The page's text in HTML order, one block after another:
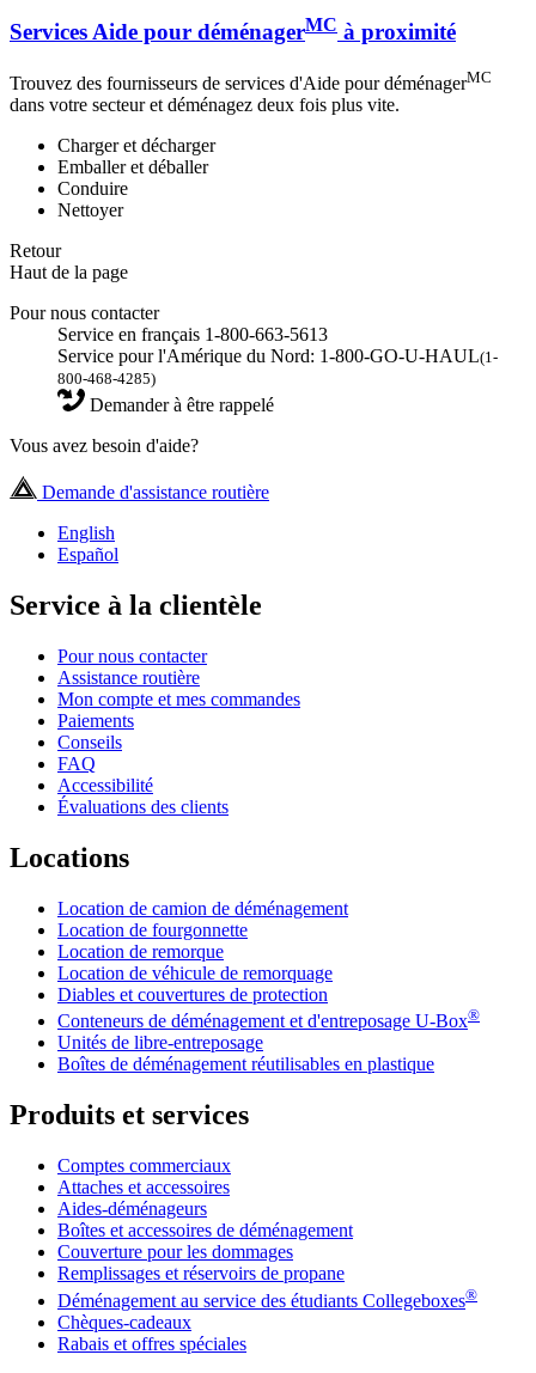
Services Aide pour déménagerMC à proximité
Trouvez des fournisseurs de services d'Aide pour déménagerMC
dans votre secteur et déménagez deux fois plus vite.
Charger et décharger
Emballer et déballer
Conduire
Nettoyer
Retour
Haut de la page
Pour nous contacter
Service en français 1-800-663-5613
Service pour l'Amérique du Nord: 1-800-GO-U-HAUL(1-
800-468-4285)
Demander à être rappelé
Vous avez besoin d'aide?
Demande d'assistance routière
English
Español
Service à la clientèle
Pour nous contacter
Assistance routière
Mon compte et mes commandes
Paiements
Conseils
FAQ
Accessibilité
Évaluations des clients
Locations
Location de camion de déménagement
Location de fourgonnette
Location de remorque
Location de véhicule de remorquage
Diables et couvertures de protection
Conteneurs de déménagement et d'entreposage U-Box®
Unités de libre-entreposage
Boîtes de déménagement réutilisables en plastique
Produits et services
Comptes commerciaux
Attaches et accessoires
Aides-déménageurs
Boîtes et accessoires de déménagement
Couverture pour les dommages
Remplissages et réservoirs de propane
Déménagement au service des étudiants Collegeboxes®
Chèques-cadeaux
Rabais et offres spéciales